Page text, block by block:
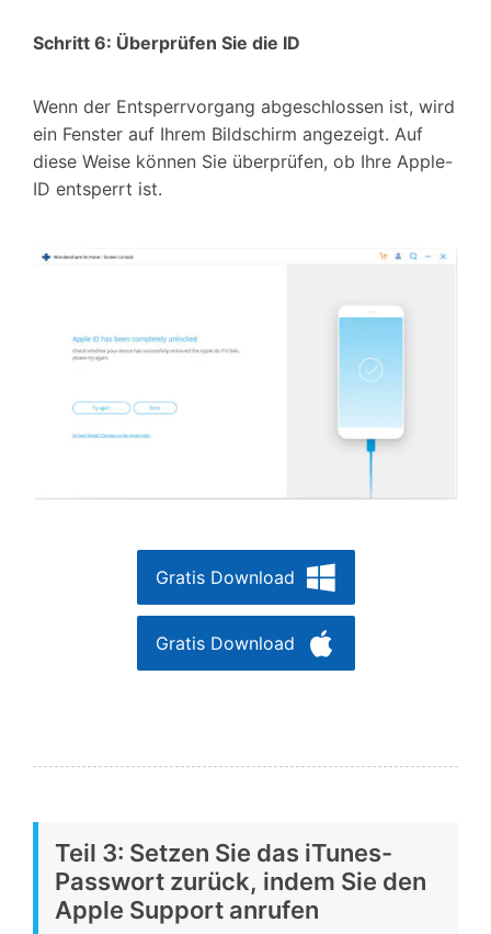
Schritt 6: Überprüfen Sie die ID
Wenn der Entsperrvorgang abgeschlossen ist, wird
ein Fenster auf Ihrem Bildschirm angezeigt. Auf
diese Weise können Sie überprüfen, ob Ihre Apple-
ID entsperrt ist.
Gratis Download
Gratis Download
Teil 3: Setzen Sie das iTunes-
Passwort zurück, indem Sie den
Apple Support anrufen